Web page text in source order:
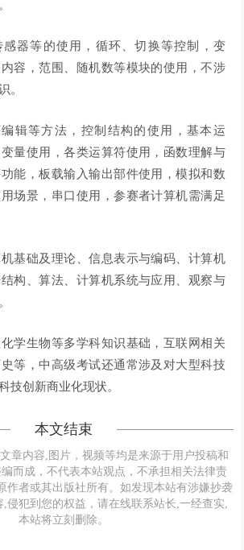
器等的使用，循环、切换等控制，变
容，范围、随机数等模块的使用，不涉
。
辑等方法，控制结构的使用，基本运
量使用，各类运算符使用，函数理解与
能，板载输入输出部件使用，模拟和数
场景，串口使用，参赛者计算机需满足
基础及理论、信息表示与编码、计算机
构、算法、计算机系统与应用、观察与
学生物等多学科知识基础，互联网相关
等，中高级考试还通常涉及对大型科技
技创新商业化现状。
本文结束
章内容,图片，视频等均是来源于用户投稿和
而成，不代表本站观点，不承担相关法律责
作者或其出版社所有。如发现本站有涉嫌抄袭
侵犯到您的权益，请在线联系站长,一经查实,
本站将立刻删除。